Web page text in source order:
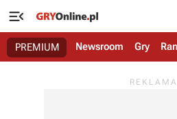

PREMIUM Newsroom Gry